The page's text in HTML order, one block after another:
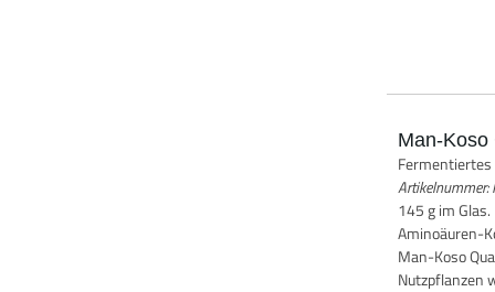
Man-Koso
145 g im
Aminoäuren-
Man-Koso
Nutzpflanzen